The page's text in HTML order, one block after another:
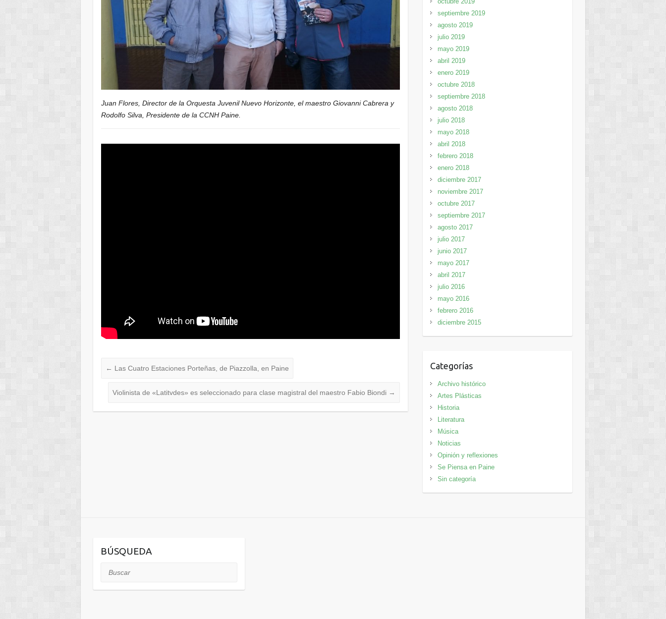
Juan Flores, Director de la Orquesta Juvenil Nuevo Horizonte, el maestro Giovanni Cabrera y
Rodolfo Silva, Presidente de la CCNH Paine.
← Las Cuatro Estaciones Porteñas, de Piazzolla, en Paine
Violinista de «Latitvdes» es seleccionado para clase magistral del maestro Fabio Biondi →
septiembre 2019
agosto 2019
julio 2019
mayo 2019
abril 2019
enero 2019
octubre 2018
septiembre 2018
agosto 2018
julio 2018
mayo 2018
abril 2018
febrero 2018
enero 2018
diciembre 2017
noviembre 2017
octubre 2017
septiembre 2017
agosto 2017
julio 2017
junio 2017
mayo 2017
abril 2017
julio 2016
mayo 2016
febrero 2016
diciembre 2015
Categorías
Archivo histórico
Artes Plásticas
Historia
Literatura
Música
Noticias
Opinión y reflexiones
Se Piensa en Paine
Sin categoría
BÚSQUEDA
Buscar